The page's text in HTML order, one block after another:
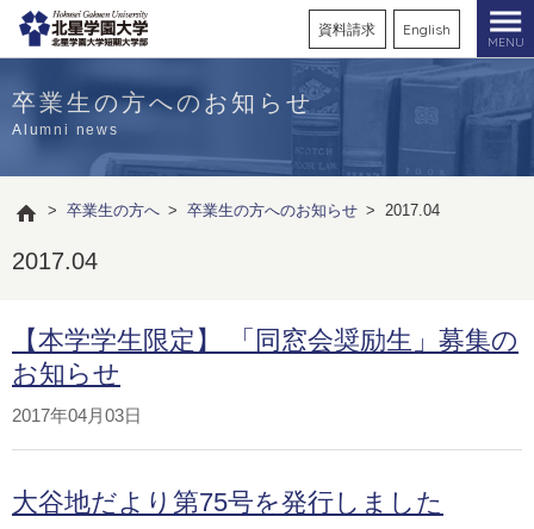
資料請求 English
MENU
卒業生の方へのお知らせ
Alumni news
> 卒業生の方へ > 卒業生の方へのお知らせ > 2017.04
2017.04
【本学学生限定】 「同窓会奨励生」募集の
お知らせ
2017年04月03日
大谷地だより第75号を発行しました